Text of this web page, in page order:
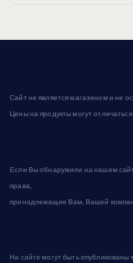
Сайт не является магазином и не
Цены на продукты могут
Если Вы обнаружили на нашем
права,
принадлежащие Вам, Вашей
На сайте могут быть опубликованы